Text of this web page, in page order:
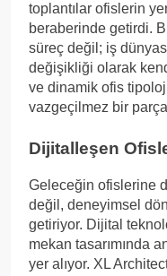
toplantılar ofislerin
beraberinde getirdi.
süreç değil; iş
değişikliği olarak
ve dinamik ofis
vazgeçilmez bir
Dijitalleşen
Geleceğin ofislerine
değil, deneyimsel
getiriyor. Dijital
mekan tasarımında
yer alıyor. XL